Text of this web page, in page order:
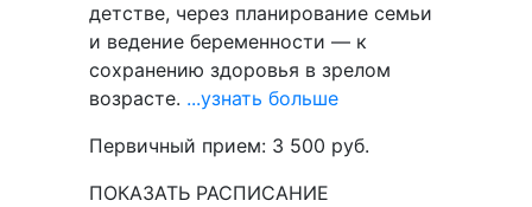
детстве, через планирование семьи
и ведение беременности — к
сохранению здоровья в зрелом
возрасте. ...узнать больше
Первичный прием: 3 500 руб.
ПОКАЗАТЬ РАСПИСАНИЕ